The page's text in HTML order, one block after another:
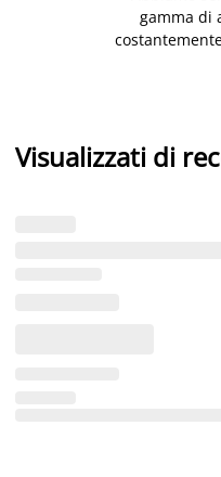
gamma di
Visualizzati di